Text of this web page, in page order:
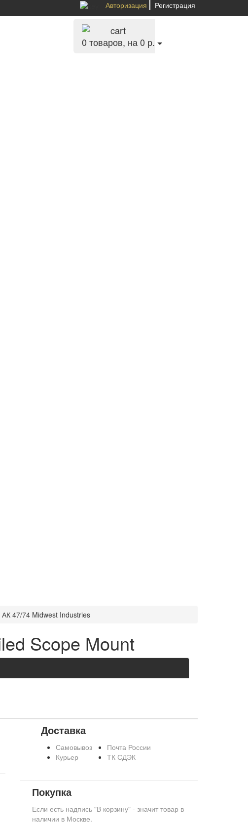
Авторизация Регистрация
0 товаров, на 0 р.
47/74 Midwest Industries
Scope Mount
Доставка
Самовывоз
Курьер
Почта России
ТК СДЭК
Покупка
Если есть надпись "В корзину" - значит товар в
наличии в Москве.